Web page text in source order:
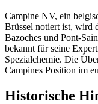
Campine NV, ein
Brüssel notiert ist, wird
Bazoches und Pont-
bekannt für seine
Spezialchemie. Die
Campines Position im
Historische